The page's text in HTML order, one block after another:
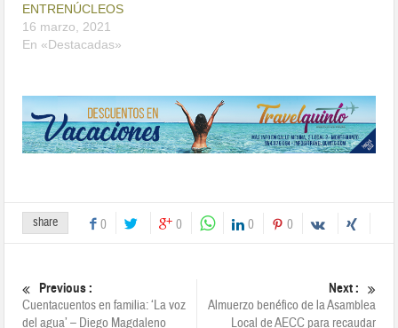
ENTRENÚCLEOS
16 marzo, 2021
En «Destacadas»
share 0 0 0 0
Previous :
Cuentacuentos en familia: ‘La voz
del agua’ – Diego Magdaleno
Next :
Almuerzo benéfico de la Asamblea
Local de AECC para recaudar